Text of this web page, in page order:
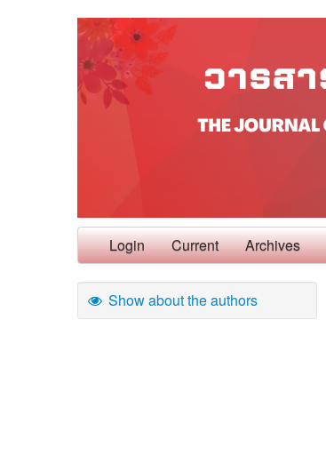
Login Current Archives
Show about the authors